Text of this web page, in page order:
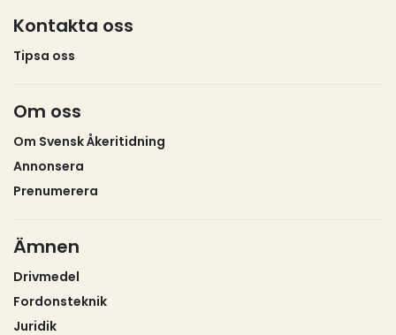
Kontakta oss
Tipsa oss
Om oss
Om Svensk Åkeritidning
Annonsera
Prenumerera
Ämnen
Drivmedel
Fordonsteknik
Juridik